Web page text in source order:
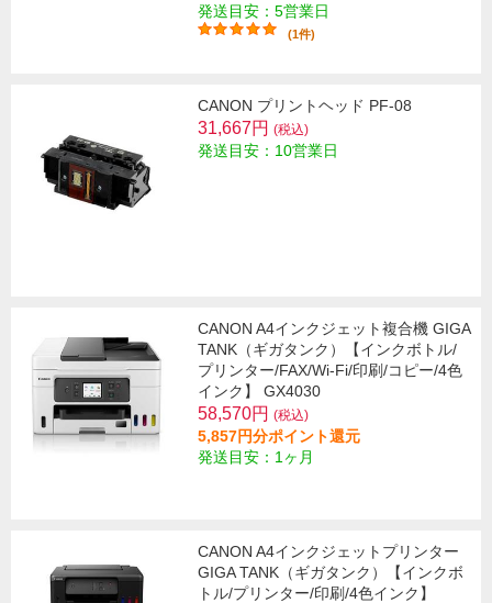
発送目安：5営業日
(1件)
CANON プリントヘッド PF-08
31,667円 (税込)
発送目安：10営業日
CANON A4インクジェット複合機 GIGA
TANK（ギガタンク）【インクボトル/
プリンター/FAX/Wi-Fi/印刷/コピー/4色
インク】 GX4030
58,570円 (税込)
5,857円分ポイント還元
発送目安：1ヶ月
CANON A4インクジェットプリンター
GIGA TANK（ギガタンク）【インクボ
トル/プリンター/印刷/4色インク】